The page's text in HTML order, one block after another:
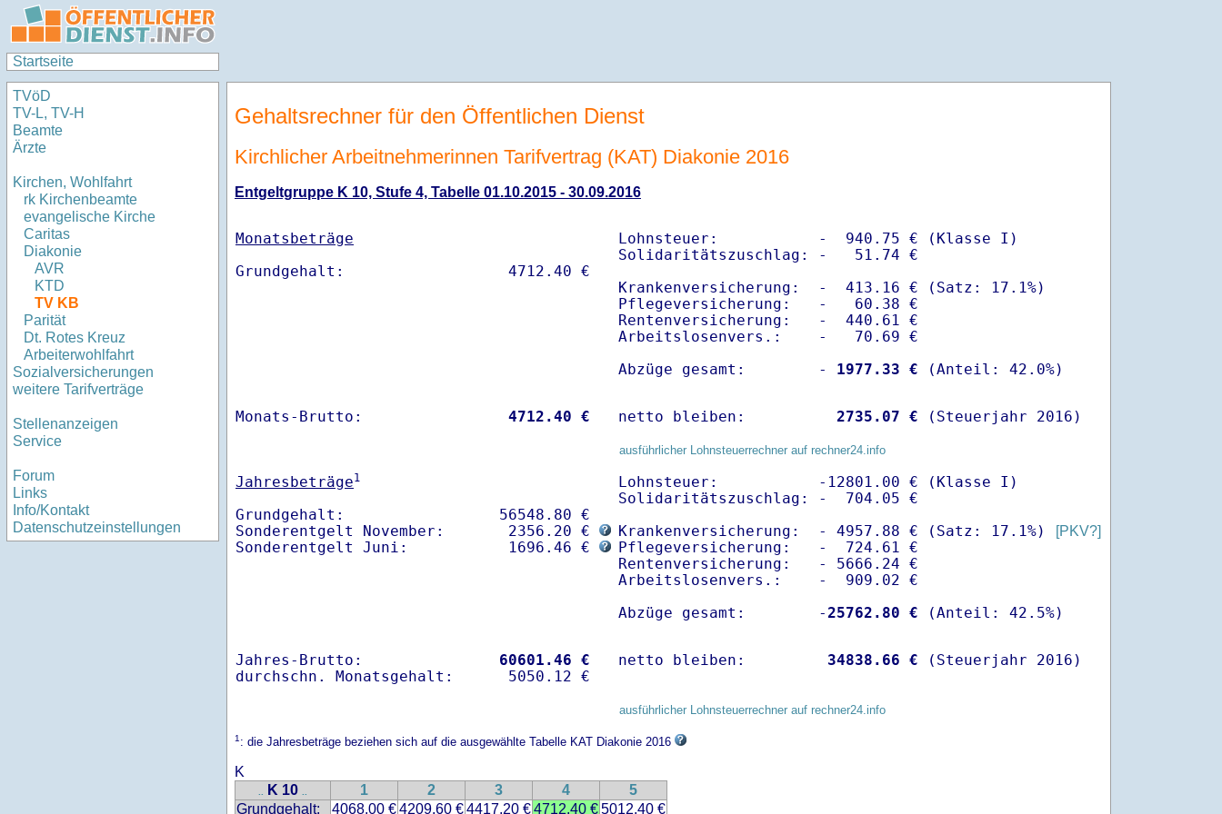
Startseite
TVöD
TV-L, TV-H
Beamte
Ärzte
Kirchen, Wohlfahrt
rk Kirchenbeamte
evangelische Kirche
Caritas
Diakonie
AVR
KTD
TV KB
Parität
Dt. Rotes Kreuz
Arbeiterwohlfahrt
Sozialversicherungen
weitere Tarifverträge
Stellenanzeigen
Service
Forum
Links
Info/Kontakt
Datenschutzeinstellungen
Gehaltsrechner für den Öffentlichen Dienst
Kirchlicher Arbeitnehmerinnen Tarifvertrag (KAT) Diakonie 2016
Entgeltgruppe K 10, Stufe 4, Tabelle 01.10.2015 - 30.09.2016
Monatsbeträge
Lohnsteuer:           -  940.75 € (Klasse I)
Solidaritätszuschlag: -   51.74 €
Krankenversicherung:  -  413.16 € (Satz: 17.1%)
Pflegeversicherung:   -   60.38 €
Rentenversicherung:   -  440.61 €
Arbeitslosenvers.:    -   70.69 €
Abzüge gesamt:        -
1977.33 €
Monats-Brutto: 4712.40 € netto bleiben: 2735.07 € (Steuerjahr 2016)
ausführlicher Lohnsteuerrechner auf rechner24.info
Jahresbeträge1
Grundgehalt:                 56548.80 €
Sonderentgelt November:       2356.20 €
Sonderentgelt Juni:           1696.46 €
Lohnsteuer:           -12801.00 € (Klasse I)
Solidaritätszuschlag: -  704.05 €
Krankenversicherung:  - 4957.88 € (Satz: 17.1%)
[PKV?]
Pflegeversicherung:   -  724.61 €
Rentenversicherung:   - 5666.24 €
Arbeitslosenvers.:    -  909.02 €
Abzüge gesamt:        -25762.80 €
Jahres-Brutto: 60601.46 €
netto bleiben: 34838.66 € (Steuerjahr 2016)
ausführlicher Lohnsteuerrechner auf rechner24.info
1: die Jahresbeträge beziehen sich auf die ausgewählte Tabelle KAT Diakonie 2016
K
.. K 10 .. 1 2 3 4
5
Grundgehalt:
4068.00 €4209.60 €4417.20 €4712.40 €5012.40 €